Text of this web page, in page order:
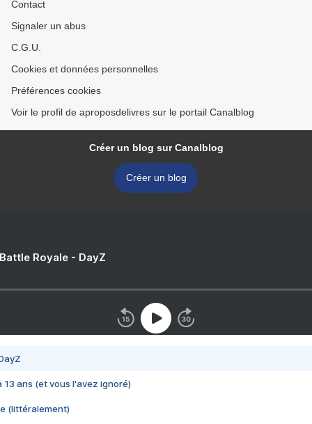
Contact
Signaler un abus
C.G.U.
Cookies et données personnelles
Préférences cookies
Voir le profil de aproposdelivres sur le portail Canalblog
Créer un blog sur Canalblog
Créer un blog
Royale - DayZ
13 ans (et vous l'avez ignoré)
(littéralement)